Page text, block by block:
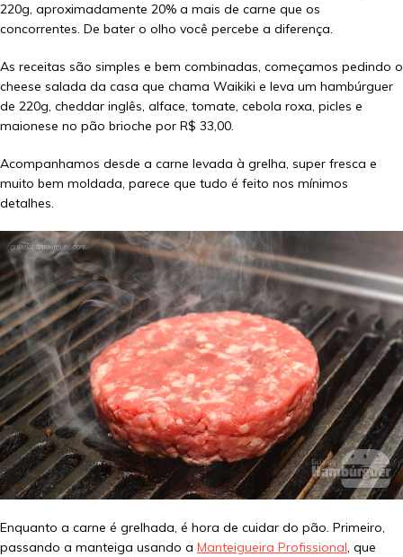
220g, aproximadamente 20% a mais de carne que os
concorrentes. De bater o olho você percebe a diferença.
As receitas são simples e bem combinadas, começamos pedindo o
cheese salada da casa que chama Waikiki e leva um hambúrguer
de 220g, cheddar inglês, alface, tomate, cebola roxa, picles e
maionese no pão brioche por R$ 33,00.
Acompanhamos desde a carne levada à grelha, super fresca e
muito bem moldada, parece que tudo é feito nos mínimos
detalhes.
Enquanto a carne é grelhada, é hora de cuidar do pão. Primeiro,
passando a manteiga usando a Manteigueira Profissional, que